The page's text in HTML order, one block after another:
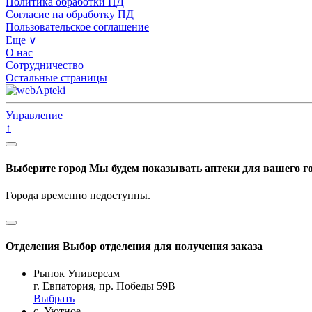
Согласие на обработку ПД
Пользовательское соглашение
Еще ∨
О нас
Сотрудничество
Остальные страницы
Управление
↑
Выберите город Мы будем показывать аптеки для вашего
Города временно недоступны.
Отделения Выбор отделения для получения заказа
Рынок Универсам
г. Евпатория, пр. Победы 59В
Выбрать